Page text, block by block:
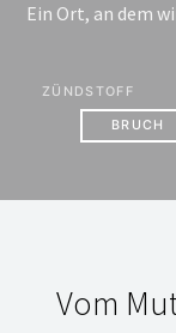
Ein Ort, an dem
ZÜNDSTOFF
BRUCH
Vom